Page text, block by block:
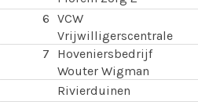
6 VCW
Vrijwilligerscentrale
7
Hoveniersbedrijf
Wouter Wigman
Rivierduinen